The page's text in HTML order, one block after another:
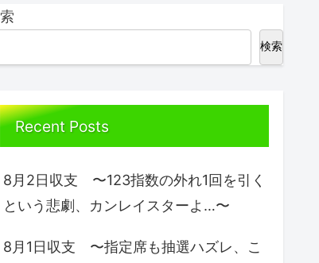
検索
Recent Posts
8月2日収支 〜123指数の外れ1回を引く
という悲劇、カンレイスターよ…〜
8月1日収支 〜指定席も抽選ハズレ、こ